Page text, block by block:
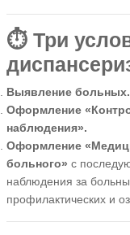
⏱️ Три
Выявление больных.
Оформление
наблюдения».
Оформление
больного» с
наблюдения за
профилактических и